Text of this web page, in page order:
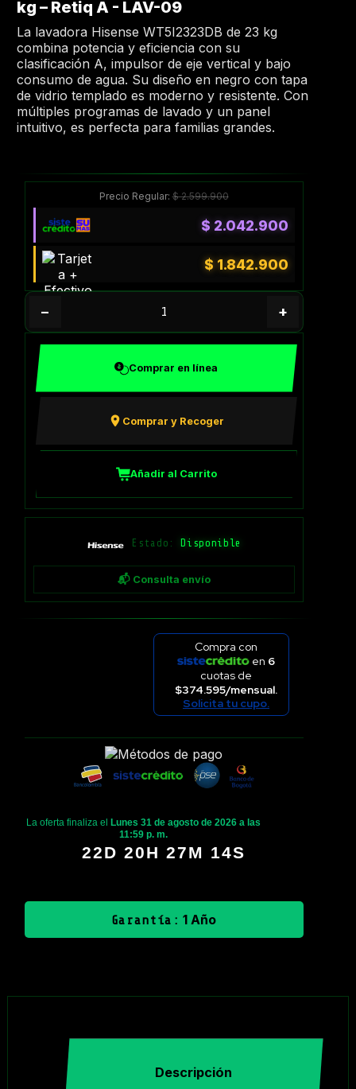
kg – Retiq A - LAV-09
La lavadora Hisense WT5I2323DB de 23 kg
combina potencia y eficiencia con su
clasificación A, impulsor de eje vertical y bajo
consumo de agua. Su diseño en negro con tapa
de vidrio templado es moderno y resistente. Con
múltiples programas de lavado y un panel
intuitivo, es perfecta para familias grandes.
Precio Regular:$2.599.900
$ 2.042.900
$ 1.842.900
− +
Comprar en línea
Comprar y Recoger
Añadir al Carrito
Estado: Disponible
📬 Consulta envío
Compra con
en 6
cuotas de
$374.595/mensual.
Solicita tu cupo.
La oferta finaliza el
Lunes 31 de agosto de 2026 a las
11:59 p. m.
22D 20H 27M 14S
Garantía: 1 Año
Descripción